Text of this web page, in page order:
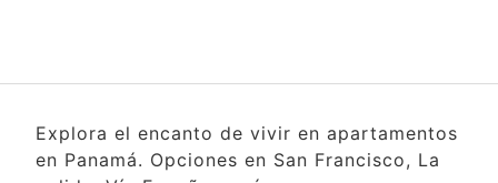
Explora el encanto de vivir en apartamentos
en Panamá. Opciones en San Francisco, La